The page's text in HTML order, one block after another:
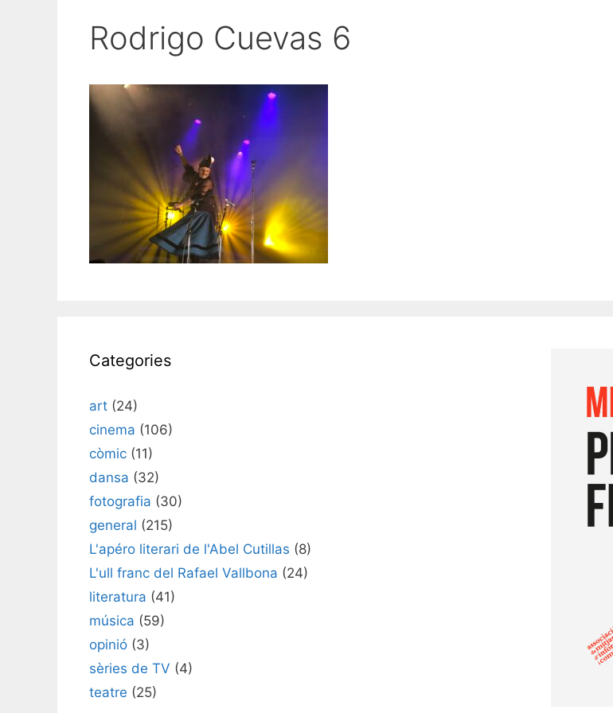
Rodrigo Cuevas 6
Categories
art (24)
cinema (106)
còmic (11)
dansa (32)
fotografia (30)
general (215)
L'apéro literari de l'Abel Cutillas (8)
L'ull franc del Rafael Vallbona (24)
literatura (41)
música (59)
opinió (3)
sèries de TV (4)
teatre (25)